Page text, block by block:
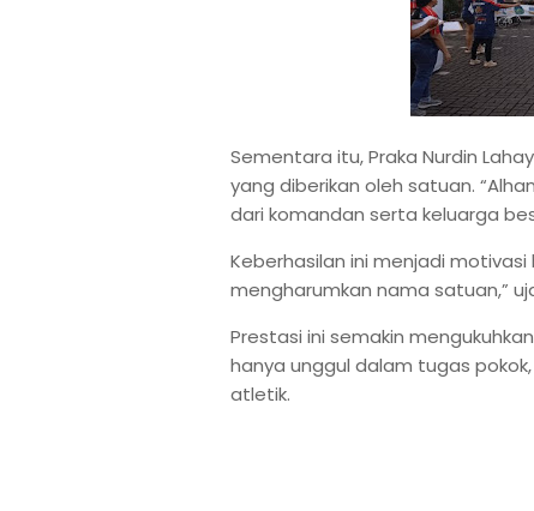
Sementara itu, Praka Nurdin
yang diberikan oleh satuan.
dari komandan serta keluarga
Keberhasilan ini menjadi
mengharumkan nama satuan,”
Prestasi ini semakin
hanya unggul dalam tugas
atletik.